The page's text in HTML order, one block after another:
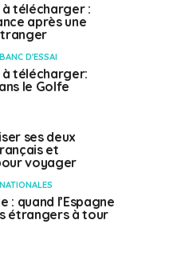
télécharger :
après une
D'ESSAI
télécharger:
le Golfe
ses deux
et
voyager
: quand l’Espagne
étrangers à tour